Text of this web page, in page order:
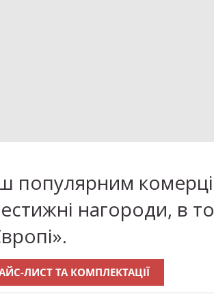
популярним
нагороди, в
ЛИСТ ТА КОМПЛЕКТАЦІЇ